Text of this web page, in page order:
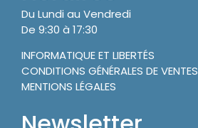
Du Lundi au Vendredi
De 9:30 à 17:30
INFORMATIQUE ET LIBERTÉS
CONDITIONS GÉNÉRALES DE VENTES
MENTIONS LÉGALES